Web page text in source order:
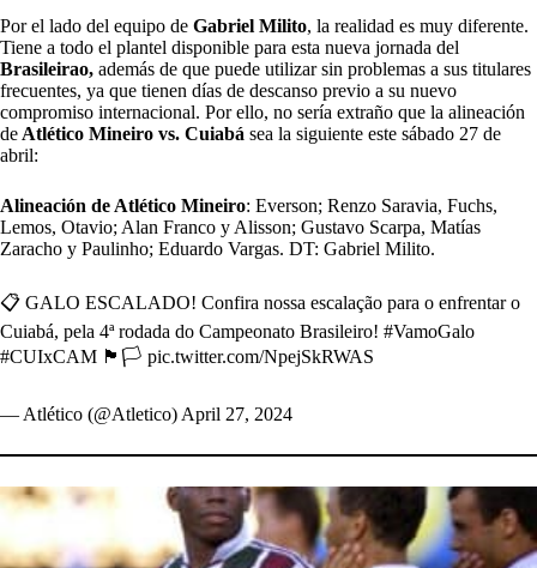
Por el lado del equipo de Gabriel Milito, la realidad es muy diferente.
Tiene a todo el plantel disponible para esta nueva jornada del
Brasileirao, además de que puede utilizar sin problemas a sus titulares
frecuentes, ya que tienen días de descanso previo a su nuevo
compromiso internacional. Por ello, no sería extraño que la alineación
de Atlético Mineiro vs. Cuiabá sea la siguiente este sábado 27 de
abril:
Alineación de Atlético Mineiro: Everson; Renzo Saravia, Fuchs,
Lemos, Otavio; Alan Franco y Alisson; Gustavo Scarpa, Matías
Zaracho y Paulinho; Eduardo Vargas. DT: Gabriel Milito.
📋 GALO ESCALADO! Confira nossa escalação para o enfrentar o
Cuiabá, pela 4ª rodada do Campeonato Brasileiro! #VamoGalo
#CUIxCAM 🏴🏳️ pic.twitter.com/NpejSkRWAS
— Atlético (@Atletico) April 27, 2024